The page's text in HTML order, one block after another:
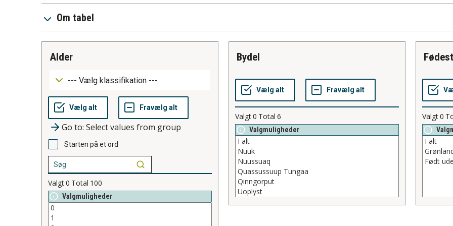
Om tabel
alder
Go to: Select values from group
Starten på et ord
Valgt0 Total 100
Valgmuligheder
bydel
Valgt0 Total 6
Valgmuligheder
Valgt0